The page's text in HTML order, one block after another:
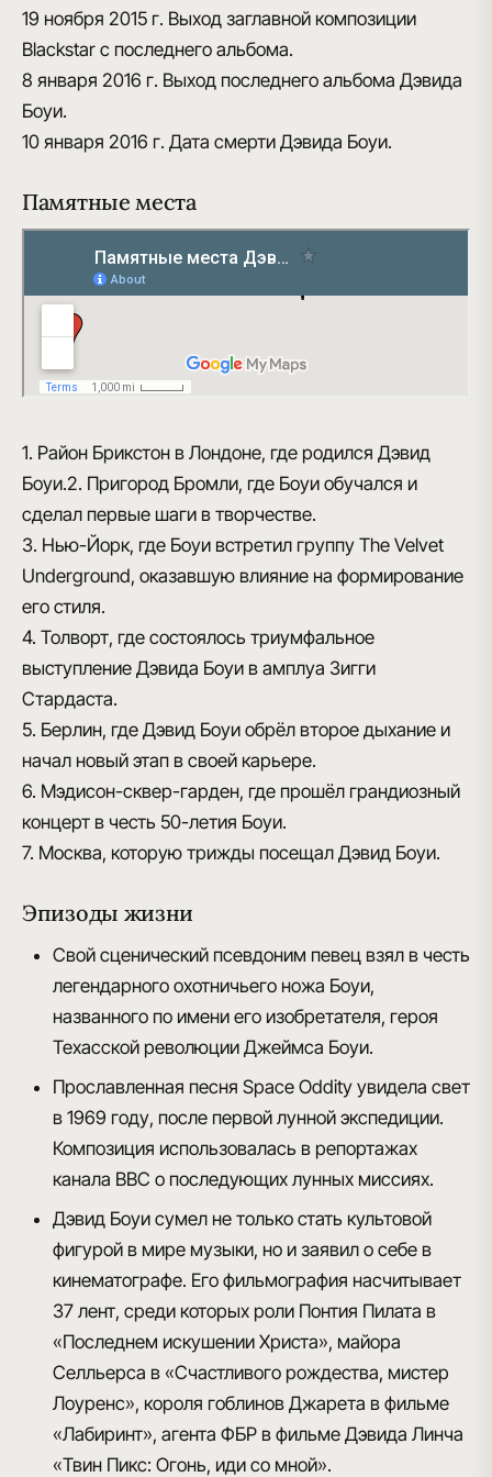
19 ноября 2015 г. Выход заглавной композиции
Blackstar с последнего альбома.
8 января 2016 г. Выход последнего альбома Дэвида
Боуи.
10 января 2016 г. Дата смерти Дэвида Боуи.
Памятные места
1. Район Брикстон в Лондоне, где родился Дэвид
Боуи.2. Пригород Бромли, где Боуи обучался и
сделал первые шаги в творчестве.
3. Нью-Йорк, где Боуи встретил группу The Velvet
Underground, оказавшую влияние на формирование
его стиля.
4. Толворт, где состоялось триумфальное
выступление Дэвида Боуи в амплуа Зигги
Стардаста.
5. Берлин, где Дэвид Боуи обрёл второе дыхание и
начал новый этап в своей карьере.
6. Мэдисон-сквер-гарден, где прошёл грандиозный
концерт в честь 50-летия Боуи.
7. Москва, которую трижды посещал Дэвид Боуи.
Эпизоды жизни
Свой сценический псевдоним певец взял в честь
легендарного охотничьего ножа Боуи,
названного по имени его изобретателя, героя
Техасской революции Джеймса Боуи.
Прославленная песня Space Oddity увидела свет
в 1969 году, после первой лунной экспедиции.
Композиция использовалась в репортажах
канала BBC о последующих лунных миссиях.
Дэвид Боуи сумел не только стать культовой
фигурой в мире музыки, но и заявил о себе в
кинематографе. Его фильмография насчитывает
37 лент, среди которых роли Понтия Пилата в
«Последнем искушении Христа», майора
Селльерса в «Счастливого рождества, мистер
Лоуренс», короля гоблинов Джарета в фильме
«Лабиринт», агента ФБР в фильме Дэвида Линча
«Твин Пикс: Огонь, иди со мной».